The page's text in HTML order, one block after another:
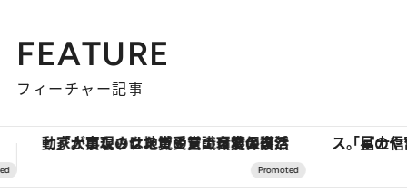
FEATURE
フィーチャー記事
「星のや富士」でデジタルデトックス。冨士信仰の歴史を辿り、心身を調える。 【銀座で出合う最旬美容】美髪ケアや上質